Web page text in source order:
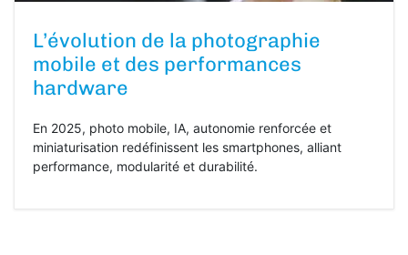
L’évolution de la photographie
mobile et des performances
hardware
En 2025, photo mobile, IA, autonomie renforcée et
miniaturisation redéfinissent les smartphones, alliant
performance, modularité et durabilité.